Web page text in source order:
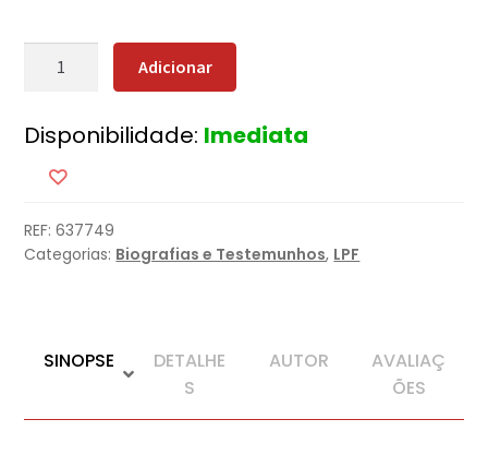
Quantidade
Adicionar
Disponibilidade: Imediata
REF:637749
Categorias: Biografias e Testemunhos, LPF
SINOPSE
DETALHE
S
AUTOR
AVALIAÇ
ÕES